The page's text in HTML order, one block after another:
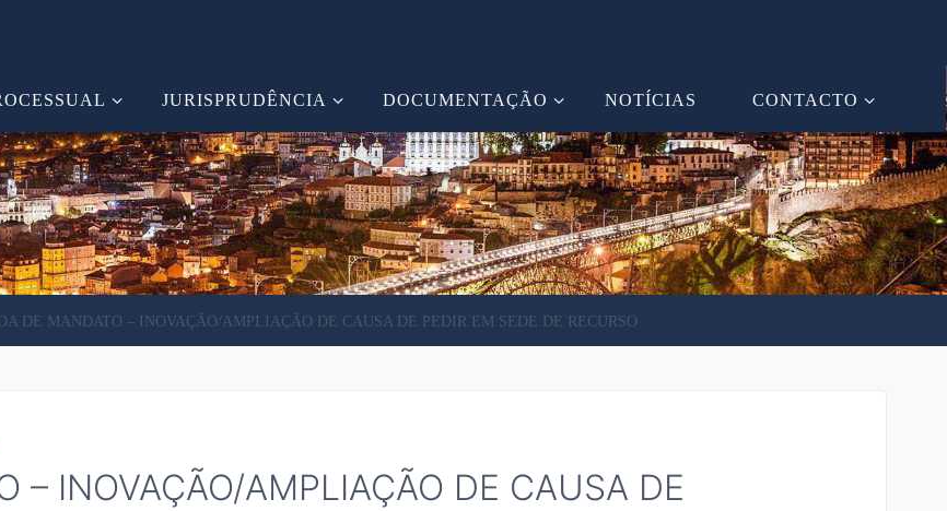
JURISPRUDÊNCIA DOCUMENTAÇÃO NOTÍCIAS CONTACTO
DE MANDATO – INOVAÇÃO/AMPLIAÇÃO DE CAUSA DE PEDIR EM SEDE DE RECURSO
– INOVAÇÃO/AMPLIAÇÃO DE CAUSA DE